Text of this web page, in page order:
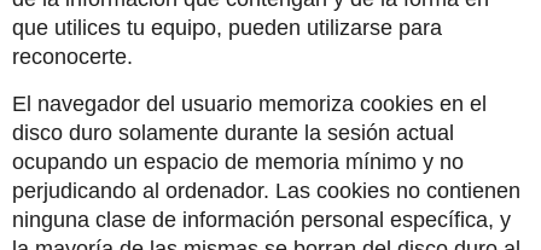
que utilices tu equipo, pueden utilizarse para
reconocerte.
El navegador del usuario memoriza cookies en el
disco duro solamente durante la sesión actual
ocupando un espacio de memoria mínimo y no
perjudicando al ordenador. Las cookies no contienen
ninguna clase de información personal específica, y